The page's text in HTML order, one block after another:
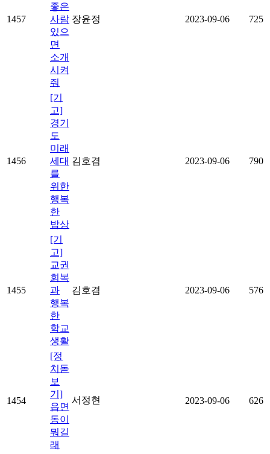
1457
좋은
사람
있으
면
소개
시켜
줘
장윤정 2023-09-06 725
1456
[기
고]
경기
도
미래
세대
를
위한
행복
한
밥상
김호겸 2023-09-06 790
1455
[기
고]
교권
회복
과
행복
한
학교
생활
김호겸 2023-09-06 576
1454
[정
치돋
보
기]
읍면
동이
뭐길
래
서정현 2023-09-06 626